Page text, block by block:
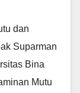
dan
Suparman
Bina
Mutu